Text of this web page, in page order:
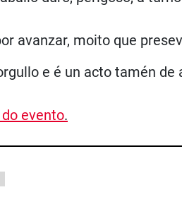
avanzar, moito que
e é un acto tamén de
evento.